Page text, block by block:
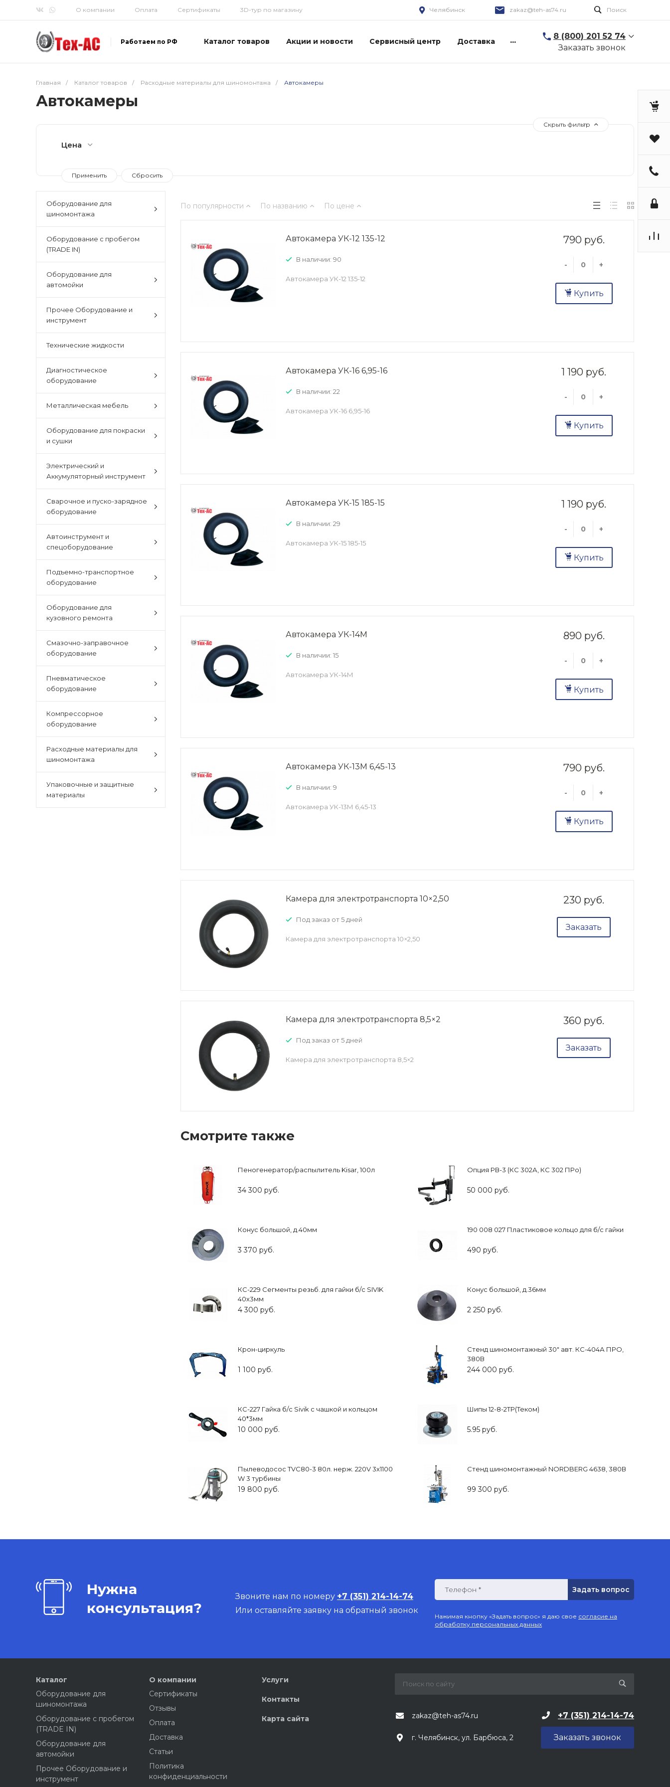
О компании Оплата Сертификаты 3D-тур по магазину Челябинск zakaz@teh-as74.ru Поиск
Работаем по РФ Каталог товаров Акции и новости Сервисный центр Доставка ...
8 (800) 201 52 74
Заказать звонок
Главная / Каталог товаров / Расходные материалы для шиномонтажа / Автокамеры
Автокамеры
Скрыть фильтр
Цена
Оборудование для
шиномонтажа
Оборудование с пробегом
(TRADE IN)
Оборудование для
автомойки
Прочее Оборудование и
инструмент
Технические жидкости
Диагностическое
оборудование
Металлическая мебель
Оборудование для покраски
и сушки
Электрический и
Аккумуляторный инструмент
Сварочное и пуско-зарядное
оборудование
Автоинструмент и
спецоборудование
Подъемно-транспортное
оборудование
Оборудование для
кузовного ремонта
Смазочно-заправочное
оборудование
Пневматическое
оборудование
Компрессорное
оборудование
Расходные материалы для
шиномонтажа
Упаковочные и защитные
материалы
По популярности По названию По цене
790 руб.
- +
Купить
Автокамера УК-12 135-12
В наличии: 90
Автокамера УК-12 135-12
1 190 руб.
- +
Купить
Автокамера УК-16 6,95-16
В наличии: 22
Автокамера УК-16 6,95-16
1 190 руб.
- +
Купить
Автокамера УК-15 185-15
В наличии: 29
Автокамера УК-15 185-15
890 руб.
- +
Купить
Автокамера УК-14М
В наличии: 15
Автокамера УК-14М
790 руб.
- +
Купить
Автокамера УК-13М 6,45-13
В наличии: 9
Автокамера УК-13М 6,45-13
230 руб.
Заказать
Камера для электротранспорта 10×2,50
Под заказ от 5 дней
Камера для электротранспорта 10×2,50
360 руб.
Заказать
Камера для электротранспорта 8,5×2
Под заказ от 5 дней
Камера для электротранспорта 8,5×2
Смотрите также
Пеногенератор/распылитель Kisar, 100л
34 300 руб.
Опция РВ-3 (КС 302А, КС 302 ПРо)
50 000 руб.
Конус большой, д.40мм
3 370 руб.
190 008 027 Пластиковое кольцо для б/с гайки
490 руб.
КС-229 Сегменты резьб. для гайки б/с SIVIK
40х3мм
4 300 руб.
Конус большой, д.36мм
2 250 руб.
Крон-циркуль
1 100 руб.
Стенд шиномонтажный 30" авт. КС-404А ПРО,
380В
244 000 руб.
КС-227 Гайка б/с Sivik c чашкой и кольцом
40*3мм
10 000 руб.
Шипы 12-8-2ТР(Теком)
5.95 руб.
Пылеводосос TVC80-3 80л. нерж. 220V 3х1100
W 3 турбины
19 800 руб.
Стенд шиномонтажный NORDBERG 4638, 380В
99 300 руб.
Нужна
консультация?
Звоните нам по номеру +7 (351) 214-14-74
Или оставляйте заявку на обратный звонок
Телефон *
Нажимая кнопку «Задать вопрос» я даю свое согласие на
обработку персональных данных
Каталог
Оборудование для
шиномонтажа
Оборудование с пробегом
(TRADE IN)
Оборудование для
автомойки
Прочее Оборудование и
инструмент
О компании
Сертификаты
Отзывы
Оплата
Доставка
Статьи
Политика
конфиденциальности
Услуги
Контакты
Карта сайта zakaz@teh-as74.ru +7 (351) 214-14-74
г. Челябинск, ул. Барбюса, 2 Заказать звонок